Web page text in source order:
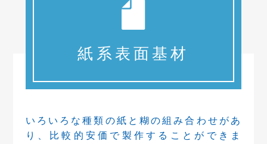
紙系表面基材
いろいろな種類の紙と糊の組み合わせがあ
り、比較的安価で製作することができま